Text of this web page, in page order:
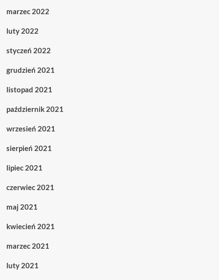
marzec 2022
luty 2022
styczeń 2022
grudzień 2021
listopad 2021
październik 2021
wrzesień 2021
sierpień 2021
lipiec 2021
czerwiec 2021
maj 2021
kwiecień 2021
marzec 2021
luty 2021